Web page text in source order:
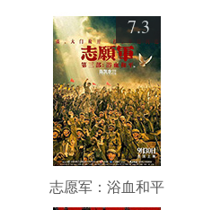
7.3
志愿军：浴血和平